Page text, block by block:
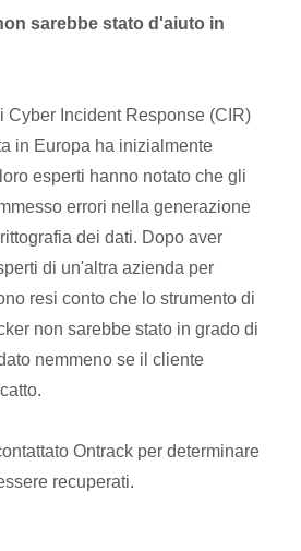
sarebbe stato d'aiuto in
Cyber Incident Response (CIR)
in Europa ha inizialmente
esperti hanno notato che gli
errori nella generazione
dei dati. Dopo aver
di un'altra azienda per
resi conto che lo strumento di
non sarebbe stato in grado di
nemmeno se il cliente
Ontrack per determinare
recuperati.